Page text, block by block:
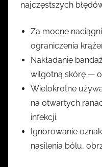
najczęstszych
Za mocne
ograniczenia
Nakładanie
wilgotną skórę —
Wielokrotne
na otwartych
infekcji.
Ignorowanie
nasilenia bólu,